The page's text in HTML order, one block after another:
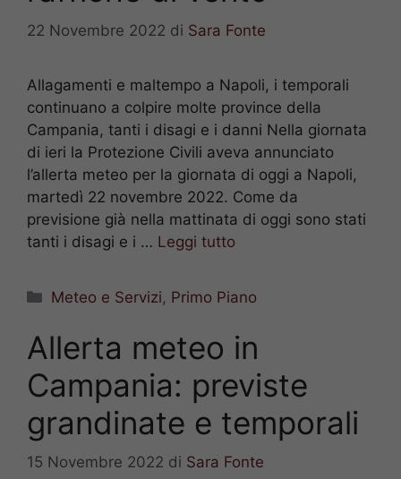
22 Novembre 2022 di Sara Fonte
Allagamenti e maltempo a Napoli, i temporali
continuano a colpire molte province della
Campania, tanti i disagi e i danni Nella giornata
di ieri la Protezione Civili aveva annunciato
l’allerta meteo per la giornata di oggi a Napoli,
martedì 22 novembre 2022. Come da
previsione già nella mattinata di oggi sono stati
tanti i disagi e i … Leggi tutto
Categorie
Meteo e Servizi, Primo Piano
Allerta meteo in
Campania: previste
grandinate e temporali
15 Novembre 2022 di Sara Fonte